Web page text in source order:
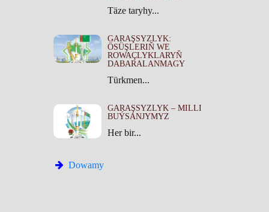
Täze taryhy...
GARAŞSYZLYK:
ÖSÜŞLERIŇ WE
ROWAÇLYKLARYŇ
DABARALANMAGY
Türkmen...
GARAŞSYZLYK – MILLI
BUÝSANJYMYZ
Her bir...
Dowamy